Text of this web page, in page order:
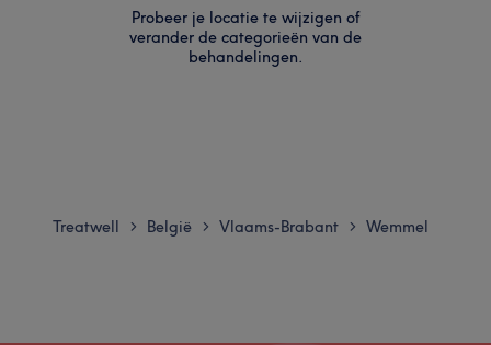
Probeer je locatie te wijzigen of
verander de categorieën van de
behandelingen.
Treatwell > België > Vlaams-Brabant > Wemmel